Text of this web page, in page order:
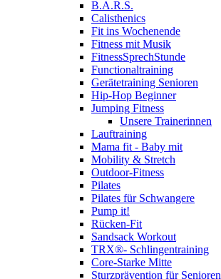
B.A.R.S.
Calisthenics
Fit ins Wochenende
Fitness mit Musik
FitnessSprechStunde
Functionaltraining
Gerätetraining Senioren
Hip-Hop Beginner
Jumping Fitness
Unsere Trainerinnen
Lauftraining
Mama fit - Baby mit
Mobility & Stretch
Outdoor-Fitness
Pilates
Pilates für Schwangere
Pump it!
Rücken-Fit
Sandsack Workout
TRX®- Schlingentraining
Core-Starke Mitte
Sturzprävention für Senioren